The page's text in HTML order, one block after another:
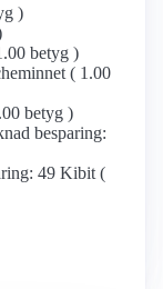
)
betyg )
( 1.00
betyg )
besparing:
49 Kibit (